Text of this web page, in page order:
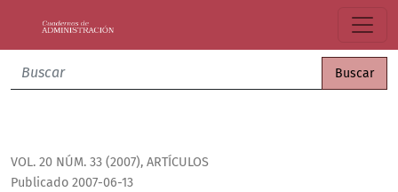
Buscar
VOL. 20 NÚM. 33 (2007), ARTÍCULOS
Publicado 2007-06-13